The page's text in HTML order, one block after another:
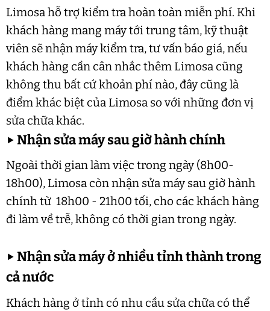
Limosa hỗ trợ kiểm tra hoàn toàn miễn phí. Khi
khách hàng mang máy tới trung tâm, kỹ thuật
viên sẽ nhận máy kiểm tra, tư vấn báo giá, nếu
khách hàng cần cân nhắc thêm Limosa cũng
không thu bất cứ khoản phí nào, đây cũng là
điểm khác biệt của Limosa so với những đơn vị
sửa chữa khác.
▶Nhận sửa máy sau giờ hành chính
Ngoài thời gian làm việc trong ngày (8h00-
18h00), Limosa còn nhận sửa máy sau giờ hành
chính từ 18h00 - 21h00 tối, cho các khách hàng
đi làm về trễ, không có thời gian trong ngày.
▶Nhận sửa máy ở nhiều tỉnh thành trong
cả nước
Khách hàng ở tỉnh có nhu cầu sửa chữa có thể